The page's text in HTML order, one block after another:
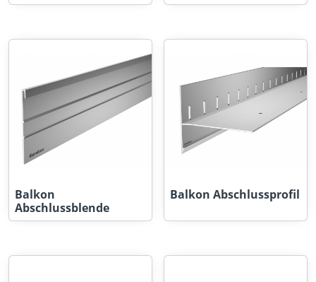
Balkon
Abschlussblende
Balkon Abschlussprofil